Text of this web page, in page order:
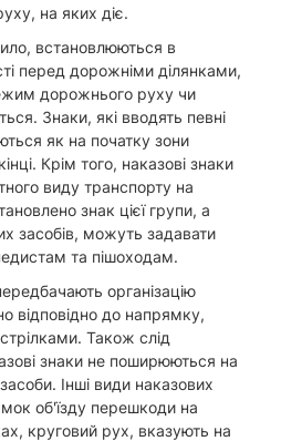
на яких діє.
встановлюються в
перед дорожніми ділянками,
дорожнього руху чи
Знаки, які вводять певні
як на початку зони
Крім того, наказові знаки
виду транспорту на
знак цієї групи, а
засобів, можуть задавати
та пішоходам.
організацію
відповідно до напрямку,
Також слід
знаки не поширюються на
Інші види наказових
об'їзду перешкоди на
круговий рух, вказують на